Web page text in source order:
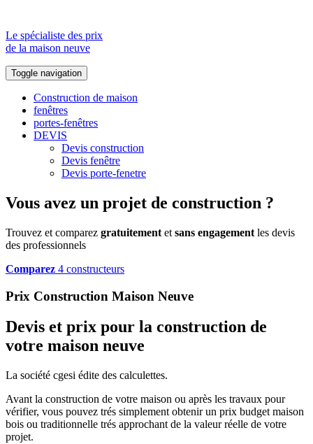
Le spécialiste des prix
de la maison neuve
Toggle navigation
Construction de maison
fenêtres
portes-fenêtres
DEVIS
Devis construction
Devis fenêtre
Devis porte-fenetre
Vous avez un projet de construction ?
Trouvez et comparez gratuitement et sans engagement les devis
des professionnels
Comparez 4 constructeurs
Prix Construction Maison Neuve
Devis et prix pour la construction de
votre maison neuve
La société cgesi édite des calculettes.
Avant la construction de votre maison ou après les travaux pour
vérifier, vous pouvez trés simplement obtenir un prix budget maison
bois ou traditionnelle trés approchant de la valeur réelle de votre
projet.